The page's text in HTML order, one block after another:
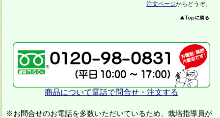
注文ページからどうぞ。
商品について電話で問合せ・注文する
※お問合せのお電話を多数いただいているため、栽培指導員が